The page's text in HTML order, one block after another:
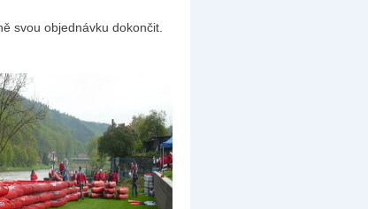
svou objednávku dokončit.